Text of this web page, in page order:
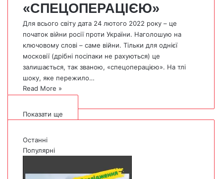
«СПЕЦОПЕРАЦІЄЮ»
Для всього світу дата 24 лютого 2022 року – це
початок війни росії проти України. Наголошую на
ключовому слові – саме війни. Тільки для однієї
московії (дрібні посіпаки не рахуються) це
залишається, так званою, «спецоперацією». На тлі
шоку, яке пережило…
Read More »
Показати ще
Останні
Популярні